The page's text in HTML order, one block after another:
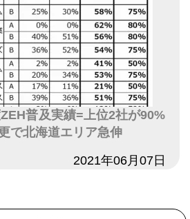
普及実績=上位2社が90%
で北海道エリア急伸
2021年06月07日